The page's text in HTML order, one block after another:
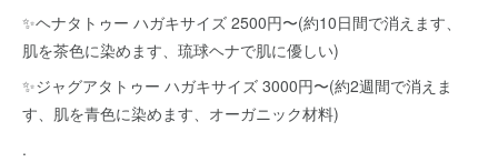
✨ヘナタトゥー ハガキサイズ 2500円〜(約10日間で消えます、
肌を茶色に染めます、琉球ヘナで肌に優しい)
✨ジャグアタトゥー ハガキサイズ 3000円〜(約2週間で消えま
す、肌を青色に染めます、オーガニック材料)
.